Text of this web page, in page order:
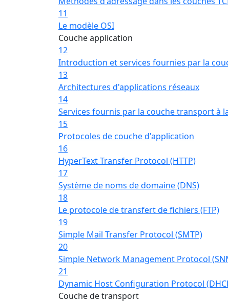
11
Le modèle OSI
Couche application
12
Introduction et services fournies par la
13
Architectures d'applications réseaux
14
Services fournis par la couche transport à
15
Protocoles de couche d'application
16
HyperText Transfer Protocol (HTTP)
17
Système de noms de domaine (DNS)
18
Le protocole de transfert de fichiers (FTP)
19
Simple Mail Transfer Protocol (SMTP)
20
Simple Network Management Protocol
21
Dynamic Host Configuration Protocol
Couche de transport